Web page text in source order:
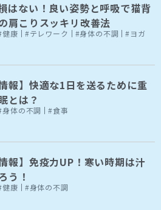
はない！良い姿勢と呼吸で猫背
肩こりスッキリ改善法
健康 #テレワーク #身体の不調 #ヨガ
情報】快適な1日を送るために重
とは？
身体の不調 #食事
情報】免疫力UP！寒い時期は汁
う！
健康 #身体の不調